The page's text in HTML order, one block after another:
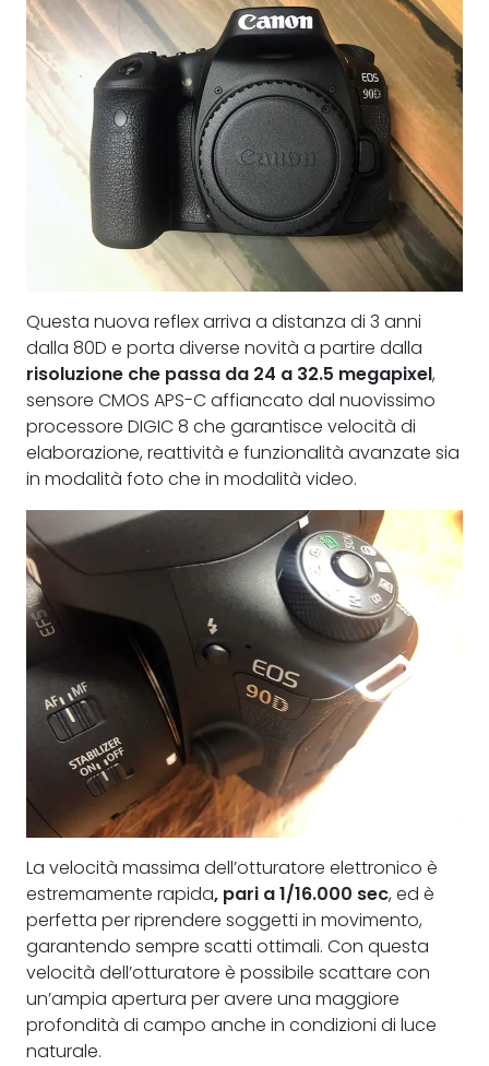
Questa nuova reflex arriva a distanza di 3 anni
dalla 80D e porta diverse novità a partire dalla
risoluzione che passa da 24 a 32.5 megapixel,
sensore CMOS APS-C affiancato dal nuovissimo
processore DIGIC 8 che garantisce velocità di
elaborazione, reattività e funzionalità avanzate sia
in modalità foto che in modalità video.
La velocità massima dell’otturatore elettronico è
estremamente rapida, pari a 1/16.000 sec, ed è
perfetta per riprendere soggetti in movimento,
garantendo sempre scatti ottimali. Con questa
velocità dell’otturatore è possibile scattare con
un’ampia apertura per avere una maggiore
profondità di campo anche in condizioni di luce
naturale.